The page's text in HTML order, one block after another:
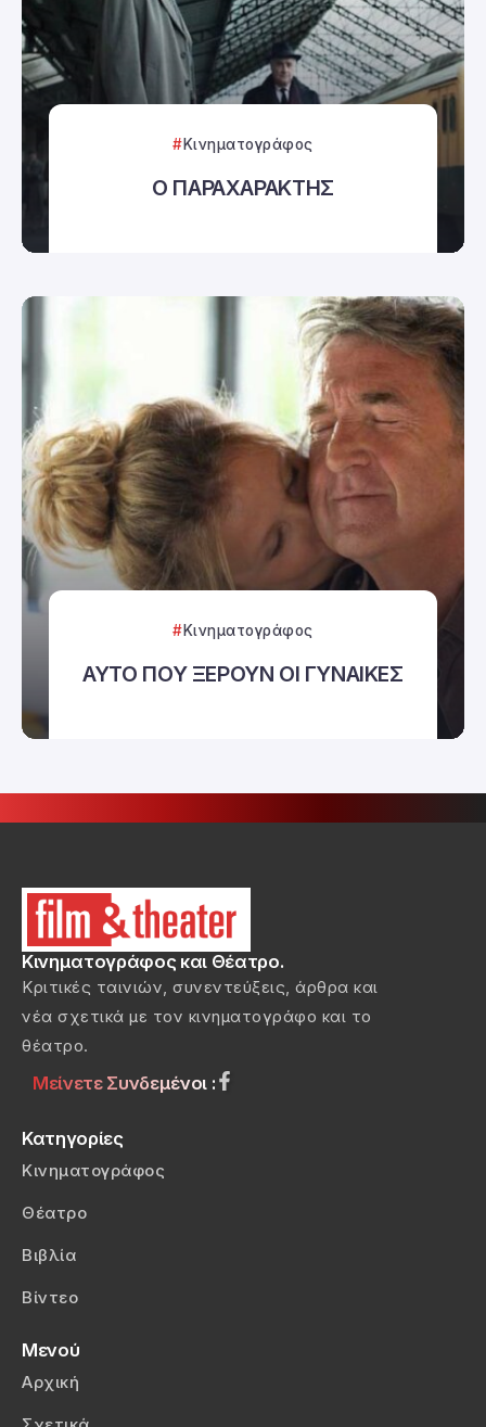
Κινηματογράφος
Ο ΠΑΡΑΧΑΡΑΚΤΗΣ
Κινηματογράφος
ΑΥΤΟ ΠΟΥ ΞΕΡΟΥΝ ΟΙ ΓΥΝΑΙΚΕΣ
Κινηματογράφος και Θέατρο.
Κριτικές ταινιών, συνεντεύξεις, άρθρα και
νέα σχετικά με τον κινηματογράφο και το
θέατρο.
Μείνετε Συνδεμένοι :
Κατηγορίες
Κινηματογράφος
Θέατρο
Βιβλία
Βίντεο
Μενού
Αρχική